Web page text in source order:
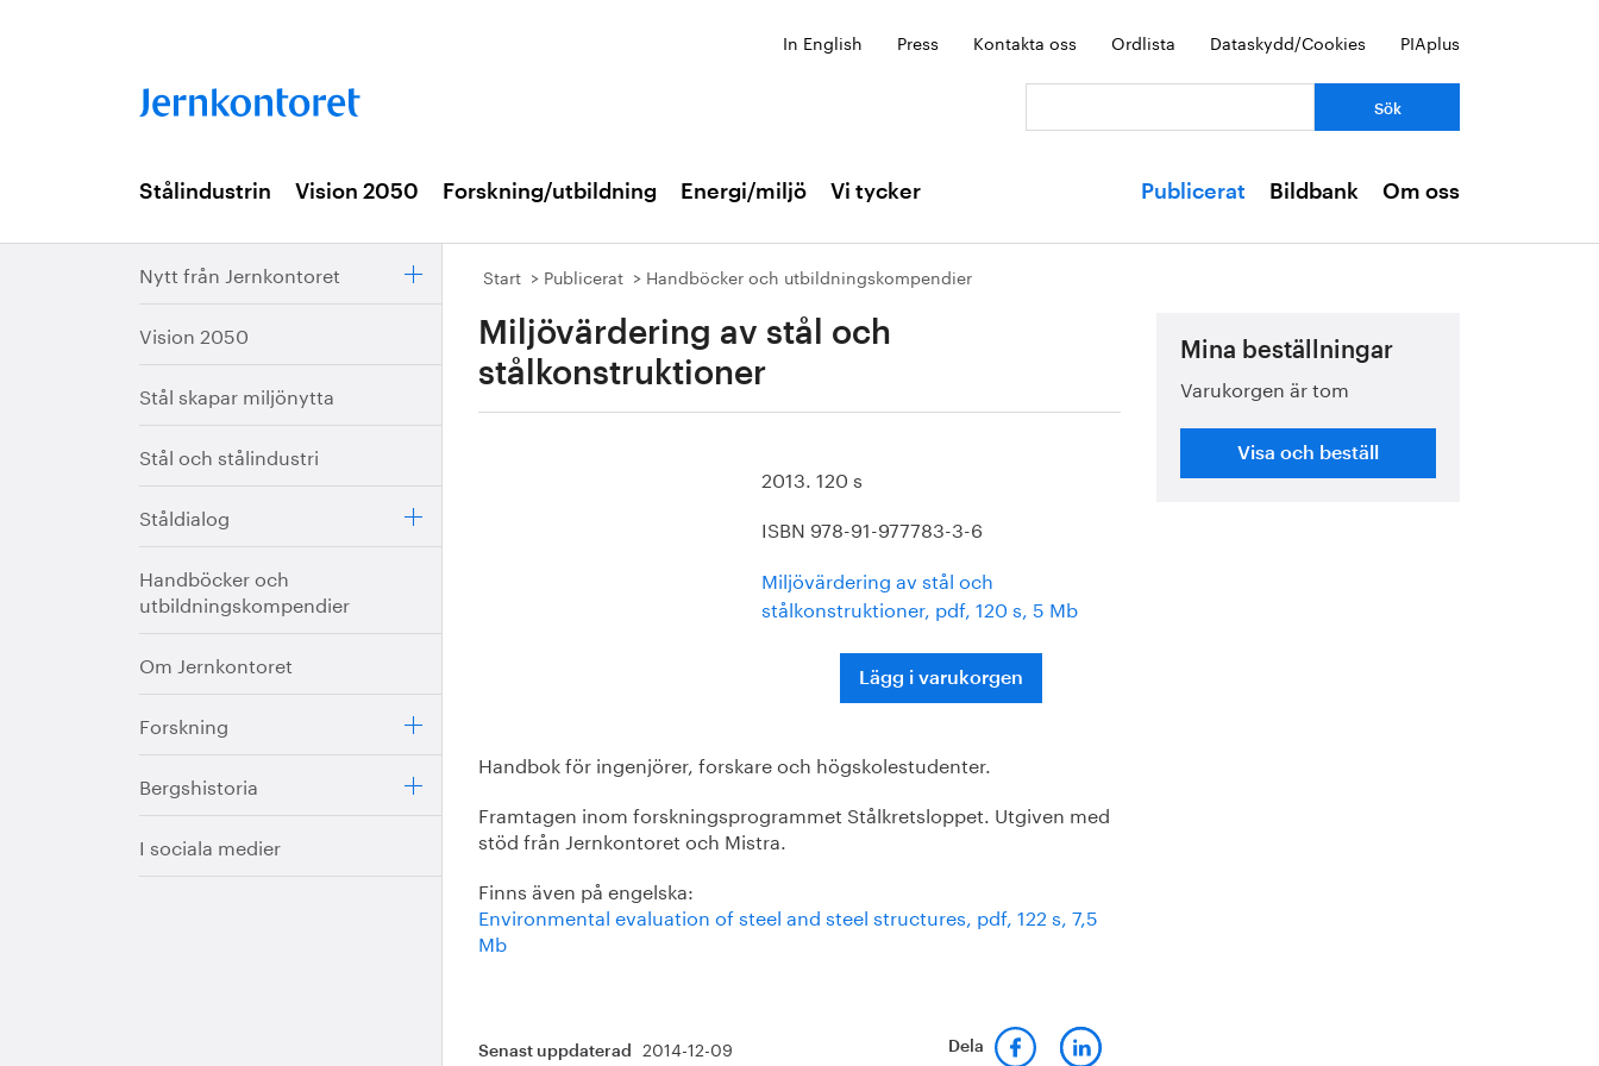
In English Press Kontakta oss Ordlista Dataskydd/Cookies PIAplus
Stålindustrin Vision 2050 Forskning/utbildning Energi/miljö Vi tycker Publicerat Bildbank Om oss
Nytt från Jernkontoret
Vision 2050
Stål skapar miljönytta
Stål och stålindustri
Ståldialog
Handböcker och
utbildningskompendier
Om Jernkontoret
Forskning
Bergshistoria
I sociala medier
Start Publicerat Handböcker och utbildningskompendier
Miljövärdering av stål och
stålkonstruktioner
2013. 120 s
ISBN 978-91-977783-3-6
Miljövärdering av stål och
stålkonstruktioner, pdf, 120 s, 5 Mb
Lägg i varukorgen
Handbok för ingenjörer, forskare och högskolestudenter.
Framtagen inom forskningsprogrammet Stålkretsloppet. Utgiven med
stöd från Jernkontoret och Mistra.
Finns även på engelska:
Environmental evaluation of steel and steel structures, pdf, 122 s, 7,5
Mb
Senast uppdaterad 2014-12-09 Dela
Mina beställningar
Varukorgen är tom
Visa och beställ